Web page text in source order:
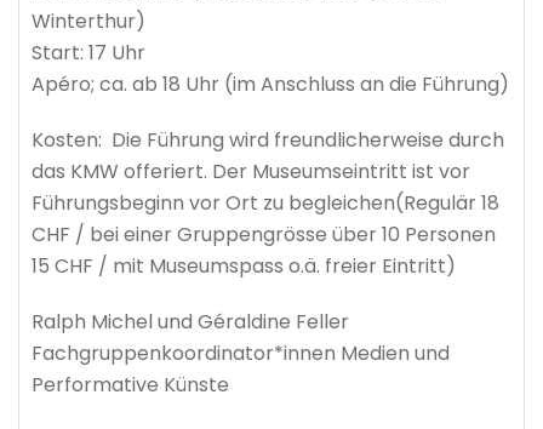
Winterthur)
Start: 17 Uhr
Apéro; ca. ab 18 Uhr (im Anschluss an die Führung)
Kosten: Die Führung wird freundlicherweise durch
das KMW offeriert. Der Museumseintritt ist vor
Führungsbeginn vor Ort zu begleichen(Regulär 18
CHF / bei einer Gruppengrösse über 10 Personen
15 CHF / mit Museumspass o.ä. freier Eintritt)
Ralph Michel und Géraldine Feller
Fachgruppenkoordinator*innen Medien und
Performative Künste